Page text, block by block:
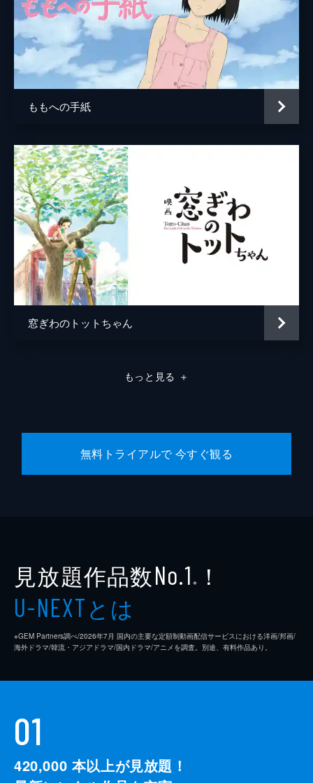
ももへの手紙
窓ぎわのトットちゃん
もっと見る ＋
無料トライアルで 今すぐ観る
見放題作品数No.1 ※ ！
U-NEXTとは
※GEM Partners調べ/2026年7⽉ 国内の主要な定額制動画配信サービスにおける洋画/邦画/
海外ドラマ/韓流・アジアドラマ/国内ドラマ/アニメを調査。別途、有料作品あり。
01
420,000 本以上が見放題！